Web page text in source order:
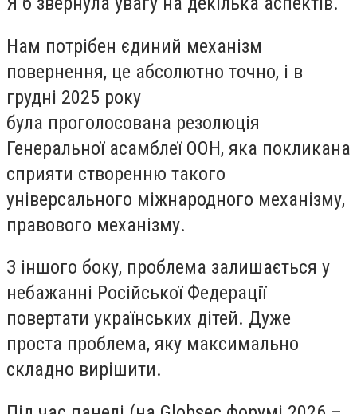
Нам потрібен єдиний механізм
повернення, це абсолютно точно, і в
грудні 2025 року
була проголосована резолюція
Генеральної асамблеї ООН, яка покликана
сприяти створенню такого
універсального міжнародного механізму,
правового механізму.
З іншого боку, проблема залишається у
небажанні Російської Федерації
повертати українських дітей. Дуже
проста проблема, яку максимально
складно вирішити.